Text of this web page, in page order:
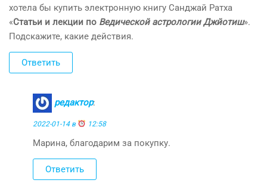
хотела бы купить электронную книгу Санджай Ратха
«Статьи и лекции по Ведической астрологии Джйотиш».
Подскажите, какие действия.
Ответить
редактор:
2022-01-14 в 12:58
Марина, благодарим за покупку.
Ответить